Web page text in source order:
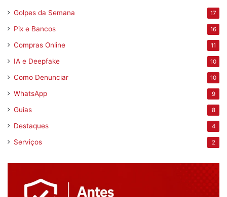
Golpes da Semana 17
Pix e Bancos 16
Compras Online 11
IA e Deepfake 10
Como Denunciar 10
WhatsApp 9
Guias 8
Destaques 4
Serviços 2